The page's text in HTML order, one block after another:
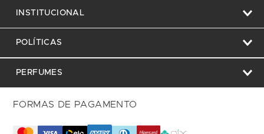
INSTITUCIONAL
POLÍTICAS
PERFUMES
FORMAS DE PAGAMENTO